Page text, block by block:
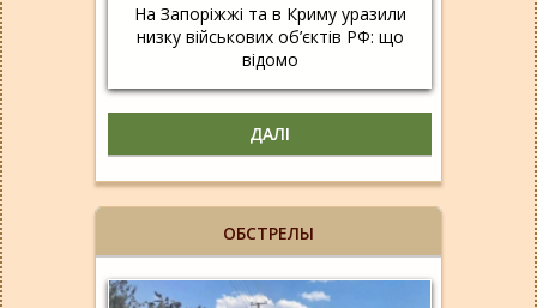
На Запоріжжі та в Криму уразили
низку військових об’єктів РФ: що
відомо
ДАЛІ
ОБСТРЕЛЫ